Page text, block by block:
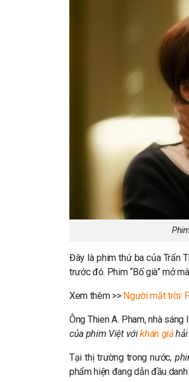
Đây là phim thứ ba của Trấn
trước đó. Phim “Bố già” mở
Xem thêm >> Người mặt trời:
Ông Thien A. Pham, nhà
của phim Việt vớikhán giảhải
Tại thị trường trong nước,
phẩm hiện đang dẫn đầu